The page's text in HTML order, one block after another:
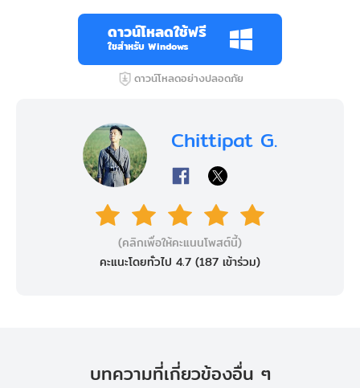
ดาวน์โหลดใช้ฟรี
ใชสำหรับ Windows
ดาวน์โหลดอย่างปลอดภัย
Chittipat G.
(คลิกเพื่อให้คะแนนโพสต์นี้)
คะแนะโดยทั่วไป 4.7 (187 เข้าร่วม)
บทความที่เกี่ยวข้องอื่น ๆ